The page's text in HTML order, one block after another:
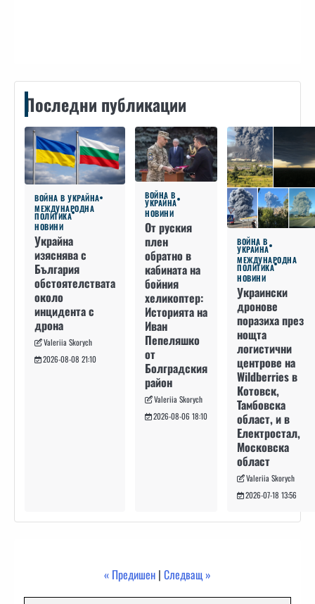
Последни публикации
ВОЙНА В УКРАЙНА
МЕЖДУНАРОДНА
ПОЛИТИКА
НОВИНИ
Украйна
изяснява с
България
обстоятелствата
около
инцидента с
дрона
Valeriia Skorych
2026-08-08 21:10
ВОЙНА В
УКРАЙНА
НОВИНИ
От руския
плен
обратно в
кабината на
бойния
хеликоптер:
Историята на
Иван
Пепеляшко
от
Болградския
район
Valeriia Skorych
2026-08-06 18:10
ВОЙНА В
УКРАЙНА
МЕЖДУНАРОДНА
ПОЛИТИКА
НОВИНИ
Украински
дронове
поразиха през
нощта
логистични
центрове на
Wildberries в
Котовск,
Тамбовска
област, и в
Електростал,
Московска
област
Valeriia Skorych
2026-07-18 13:56
« Предишен | Следващ »